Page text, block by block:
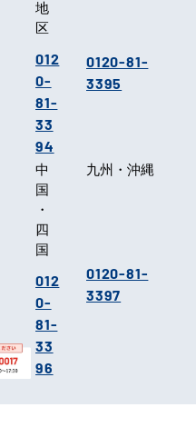
地
区
012
0-
81-
33
94
0120-81-
3395
中
国
・
四
国
012
0-
81-
33
96
九州・沖縄
0120-81-
3397